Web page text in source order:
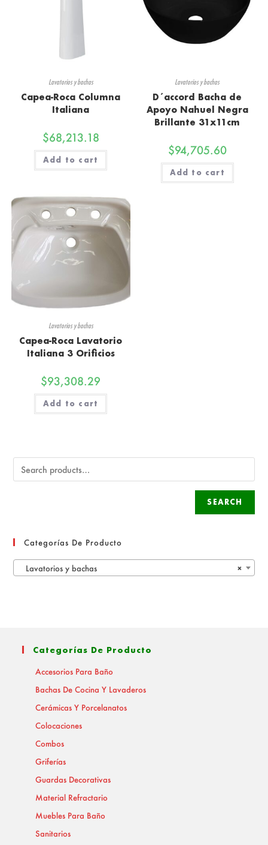
Lavatorios y bachas
Capea-Roca Columna
Italiana
$68,213.18
Add to cart
Lavatorios y bachas
D´accord Bacha de
Apoyo Nahuel Negra
Brillante 31x11cm
$94,705.60
Add to cart
Lavatorios y bachas
Capea-Roca Lavatorio
Italiana 3 Orificios
$93,308.29
Add to cart
SEARCH
Categorías De Producto
×
Lavatorios y bachas
Categorías De Producto
Accesorios Para Baño
Bachas De Cocina Y Lavaderos
Cerámicas Y Porcelanatos
Colocaciones
Combos
Griferías
Guardas Decorativas
Material Refractario
Muebles Para Baño
Sanitarios